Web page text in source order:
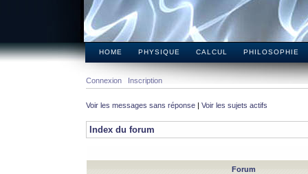
HOME PHYSIQUE CALCUL PHILOSOPHIE
Connexion Inscription
Voir les messages sans réponse | Voir les sujets actifs
Index du forum
Forum